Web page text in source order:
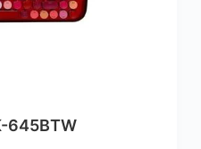
645BTW